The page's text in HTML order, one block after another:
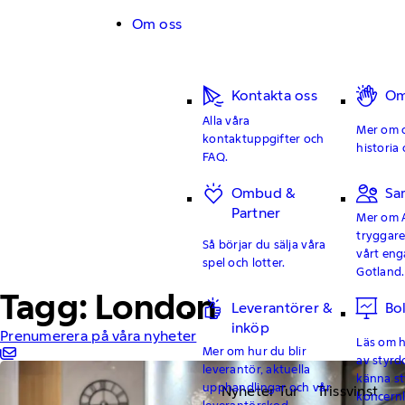
Om oss
Kontakta oss
Alla våra
kontaktuppgifter och
FAQ.
Mer om
historia
Ombud &
Partner
Så börjar du sälja våra
spel och lotter.
Mer om
vårt
Gotland.
Leverantörer &
inköp
Mer om hur du blir
leverantör, aktuella
upphandlingar och vår
Läs om
av
känna
Tagg: London
Prenumerera på våra nyheter
Nyheter Tur Trissvinst